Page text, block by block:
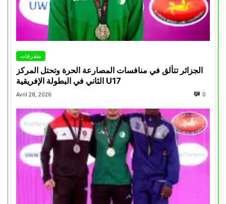
متفرقات
الجزائر تتألق في منافسات المصارعة الحرة وتحتل المركز
الثاني في البطولة الإفريقية U17
Avril 28, 2026 0